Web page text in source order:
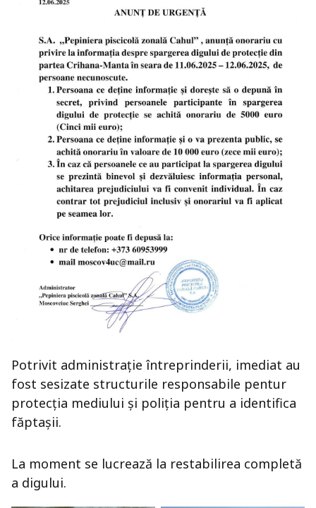
Potrivit administrație întreprinderii, imediat au
fost sesizate structurile responsabile pentur
protecția mediului și poliția pentru a identifica
făptașii.
La moment se lucrează la restabilirea completă
a digului.